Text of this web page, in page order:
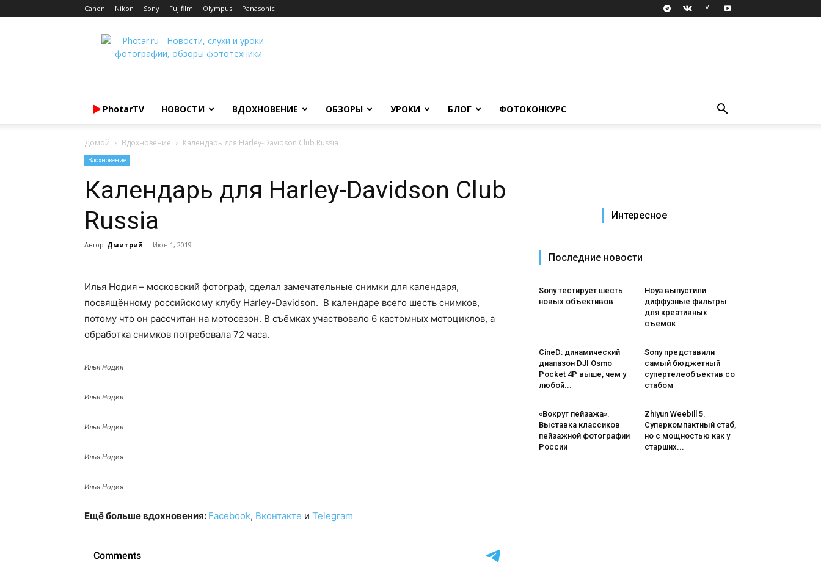
Canon Nikon Sony Fujifilm Olympus Panasonic
Photar.ru
PhotarTV НОВОСТИ ВДОХНОВЕНИЕ ОБЗОРЫ УРОКИ БЛОГ ФОТОКОНКУРС
Домой Вдохновение Календарь для Harley-Davidson Club Russia
Вдохновение
Календарь для Harley-Davidson Club
Russia
Автор Дмитрий - Июн 1, 2019
Илья Нодия – московский фотограф, сделал замечательные снимки для календаря,
посвящённому российскому клубу Harley-Davidson. В календаре всего шесть снимков,
потому что он рассчитан на мотосезон. В съёмках участвовало 6 кастомных мотоциклов, а
обработка снимков потребовала 72 часа.
Илья Нодия
Илья Нодия
Илья Нодия
Илья Нодия
Илья Нодия
Ещё больше вдохновения: Facebook, Вконтакте и Telegram
Интересное
Последние новости
Sony тестирует шесть
новых объективов
Hoya выпустили
диффузные фильтры
для креативных
съемок
CineD: динамический
диапазон DJI Osmo
Pocket 4P выше, чем у
любой...
Sony представили
самый бюджетный
супертелеобъектив со
стабом
«Вокруг пейзажа».
Выставка классиков
пейзажной фотографии
России
Zhiyun Weebill 5.
Cуперкомпактный стаб,
но с мощностью как у
старших...